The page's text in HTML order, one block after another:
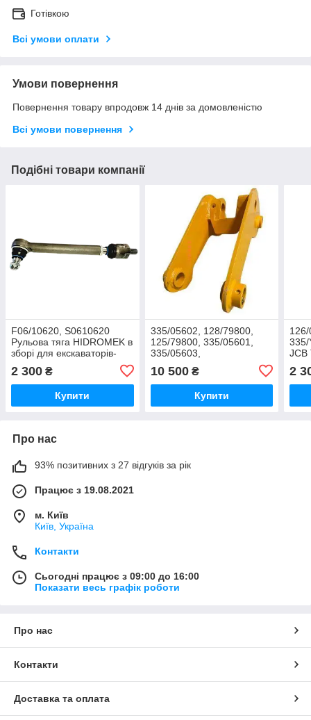
Готівкою
Всі умови оплати
Умови повернення
Повернення товару впродовж 14 днів за домовленістю
Всі умови повернення
Подібні товари компанії
F06/10620, S0610620
Рульова тяга HIDROMEK в
зборі для екскаваторів-
навантажувачів Hidromek
2 300 ₴
Купити
335/05602, 128/79800,
125/79800, 335/05601,
335/05603,
335/05604 Бумеранг (тяга)
заднього ковша для JCB
3CX, 3CX Super, 4CX
10 500₴
Купити
335/
JCB
2
Про нас
93% позитивних з 27 відгуків за рік
Працює з 19.08.2021
м. Київ
Київ, Україна
Контакти
Сьогодні працює з 09:00 до 16:00
Показати весь графік роботи
Про нас
Контакти
Доставка та оплата